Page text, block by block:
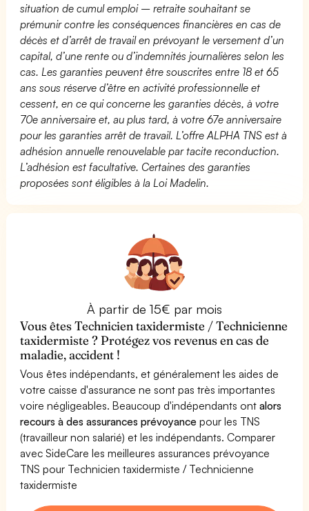
situation de cumul emploi – retraite souhaitant se
prémunir contre les conséquences financières en cas de
décès et d’arrêt de travail en prévoyant le versement d’un
capital, d’une rente ou d’indemnités journalières selon les
cas. Les garanties peuvent être souscrites entre 18 et 65
ans sous réserve d’être en activité professionnelle et
cessent, en ce qui concerne les garanties décès, à votre
70e anniversaire et, au plus tard, à votre 67e anniversaire
pour les garanties arrêt de travail. L’offre ALPHA TNS est à
adhésion annuelle renouvelable par tacite reconduction.
L’adhésion est facultative. Certaines des garanties
proposées sont éligibles à la Loi Madelin.
À partir de 15€ par mois
Vous êtes Technicien taxidermiste / Technicienne
taxidermiste ? Protégez vos revenus en cas de
maladie, accident !
Vous êtes indépendants, et généralement les aides de
votre caisse d'assurance ne sont pas très importantes
voire négligeables. Beaucoup d'indépendants ontalors
recours à des assurances prévoyance pour les TNS
(travailleur non salarié) et les indépendants. Comparer
avec SideCare les meilleures assurances prévoyance
TNS pour Technicien taxidermiste / Technicienne
taxidermiste